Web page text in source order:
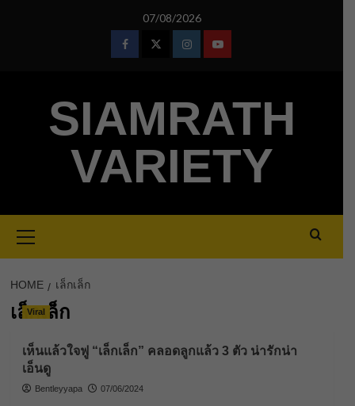
07/08/2026
FacebookTwitterInstagramYoutube
SIAMRATH
VARIETY
Menu
HOME เล็กเล็ก
เล็กเล็ก
Viral
เห็นแล้วใจฟู “เล็กเล็ก” คลอดลูกแล้ว 3 ตัว น่ารักน่า
เอ็นดู
Bentleyyapa 07/06/2024